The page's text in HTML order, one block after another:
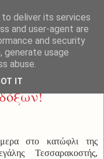
στο κατώφλι της
Τεσσαρακοστής,
deliver its services
and user-agent are
and security
generate usage
abuse.
IT